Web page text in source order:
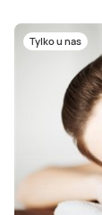
Tylko u nas